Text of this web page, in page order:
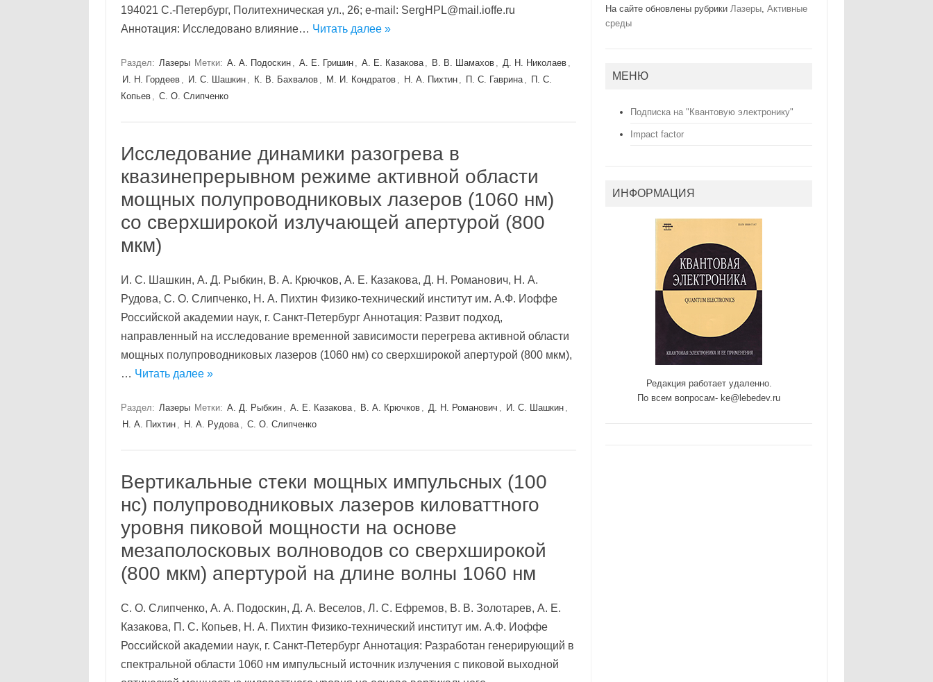
194021 С.-Петербург, Политехническая ул., 26; e-mail: SergHPL@mail.ioffe.ru
Аннотация: Исследовано влияние… Читать далее »
Раздел: Лазеры Метки: А. А. Подоскин , А. Е. Гришин , А. Е. Казакова , В. В. Шамахов , Д. Н. Николаев ,
И. Н. Гордеев , И. С. Шашкин , К. В. Бахвалов , М. И. Кондратов , Н. А. Пихтин , П. С. Гаврина , П. С.
Копьев , С. О. Слипченко
Исследование динамики разогрева в
квазинепрерывном режиме активной области
мощных полупроводниковых лазеров (1060 нм)
со сверхширокой излучающей апертурой (800
мкм)
И. С. Шашкин, А. Д. Рыбкин, В. А. Крючков, А. Е. Казакова, Д. Н. Романович, Н. А.
Рудова, С. О. Слипченко, Н. А. Пихтин Физико-технический институт им. А.Ф. Иоффе
Российской академии наук, г. Санкт-Петербург Аннотация: Развит подход,
направленный на исследование временной зависимости перегрева активной области
мощных полупроводниковых лазеров (1060 нм) со сверхширокой апертурой (800 мкм),
… Читать далее »
Раздел: Лазеры Метки: А. Д. Рыбкин , А. Е. Казакова , В. А. Крючков , Д. Н. Романович , И. С. Шашкин ,
Н. А. Пихтин , Н. А. Рудова , С. О. Слипченко
Вертикальные стеки мощных импульсных (100
нc) полупроводниковых лазеров киловаттного
уровня пиковой мощности на основе
мезаполосковых волноводов со сверхширокой
(800 мкм) апертурой на длине волны 1060 нм
С. О. Слипченко, А. А. Подоскин, Д. А. Веселов, Л. С. Ефремов, В. В. Золотарев, А. Е.
Казакова, П. С. Копьев, Н. А. Пихтин Физико-технический институт им. А.Ф. Иоффе
Российской академии наук, г. Санкт-Петербург Аннотация: Разработан генерирующий в
спектральной области 1060 нм импульсный источник излучения с пиковой выходной
На сайте обновлены рубрикиЛазеры,Активные
среды
МЕНЮ
Подписка на "Квантовую электронику"
Impact factor
ИНФОРМАЦИЯ
Редакция работает удаленно.
По всем вопросам- ke@lebedev.ru